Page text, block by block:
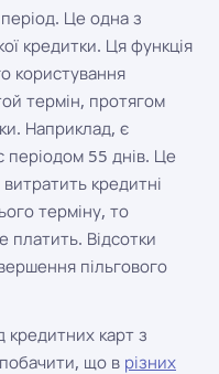
Це одна з
кредитки. Ця функція
користування
термін, протягом
Наприклад, є
періодом 55 днів. Це
кредитні
терміну, то
платить. Відсотки
пільгового
карт з
що в різних